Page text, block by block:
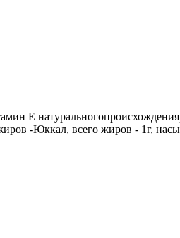
Е
-Юккал, всего жиров - 1г,